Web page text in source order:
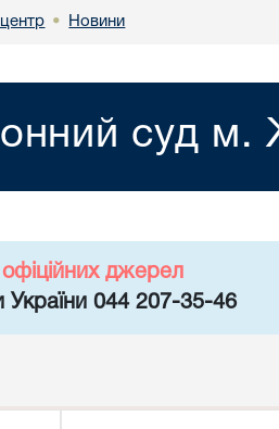
• Новини
суд
джерел
України 044 207-35-46